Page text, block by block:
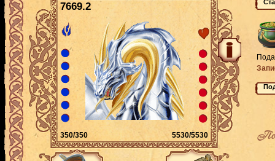
7669.2
350/350 5530/5530